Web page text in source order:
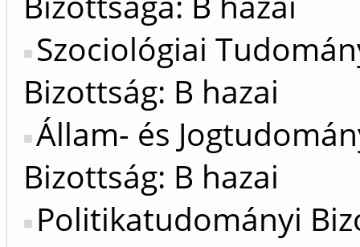
Szociológiai
Bizottság: B hazai
Állam- és
Bizottság: B hazai
Politikatudományi